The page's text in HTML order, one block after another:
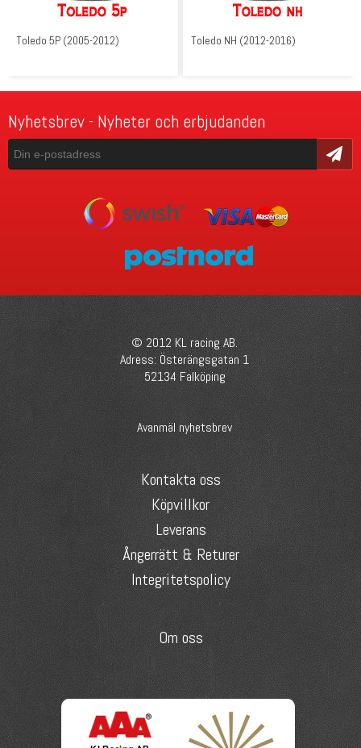
Toledo 5P (2005-2012) Toledo NH (2012-2016)
Nyhetsbrev - Nyheter och erbjudanden
Skicka
© 2012 KL racing AB.
Adress: Österängsgatan 1
52134 Falköping
Avanmäl nyhetsbrev
Kontakta oss
Köpvillkor
Leverans
Ångerrätt & Returer
Integritetspolicy
Om oss